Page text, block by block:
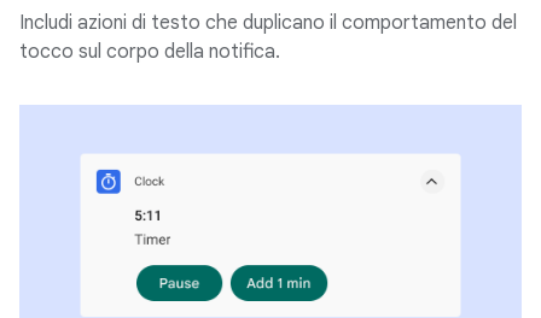
Includi azioni di testo che duplicano il comportamento del
tocco sul corpo della notifica.